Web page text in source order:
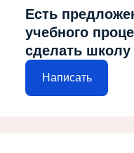
Есть
учебного
сделать
Написать